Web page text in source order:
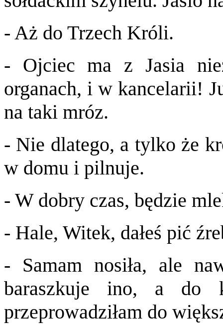
- Aż do Trzech Króli.
- Ojciec ma z Jasia
organach, i w kancelarii!
na taki mróz.
- Nie dlatego, a tylko że
w domu i pilnuje.
- W dobry czas, będzie
- Hale, Witek, dałeś pić
- Samam nosiła, ale
baraszkuje ino, a do
przeprowadziłam do